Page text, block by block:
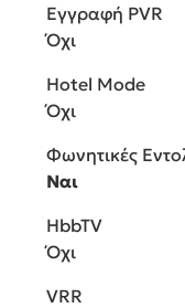
Εγγραφή PVR
Όχι
Hotel Mode
Όχι
Φωνητικές
Ναι
HbbTV
Όχι
VRR